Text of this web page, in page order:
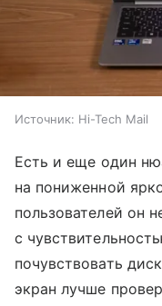
Источник: Hi-Tech Mail
Есть и еще один
на пониженной
пользователей он
с
почувствовать
экран лучше